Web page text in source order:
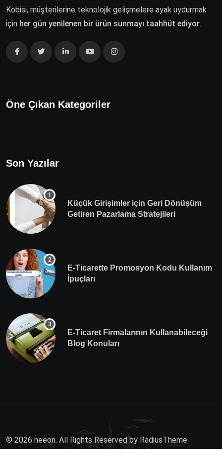
Kobisi, müşterilerine teknolojik gelişmelere ayak uydurmak
için her gün yenilenen bir ürün sunmayı taahhüt ediyor.
Öne Çıkan Kategoriler
Son Yazılar
Küçük Girişimler için Geri Dönüşüm
Getiren Pazarlama Stratejileri
E-Ticarette Promosyon Kodu Kullanım
İpuçları
E-Ticaret Firmalarının Kullanabileceği
Blog Konuları
© 2026 neeon. All Rights Reserved by RadiusTheme